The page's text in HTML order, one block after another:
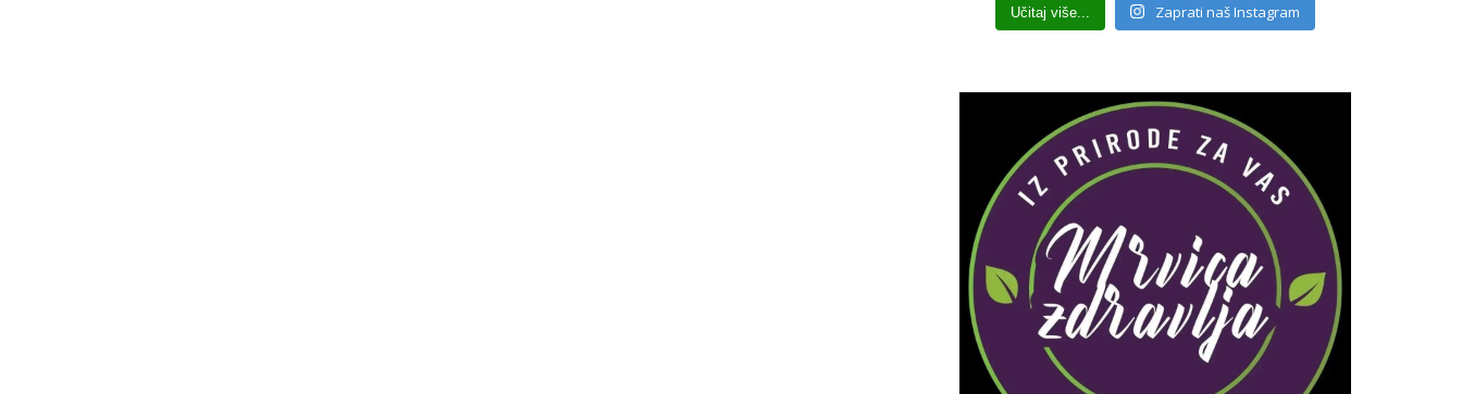
Učitaj više... Zaprati naš Instagram